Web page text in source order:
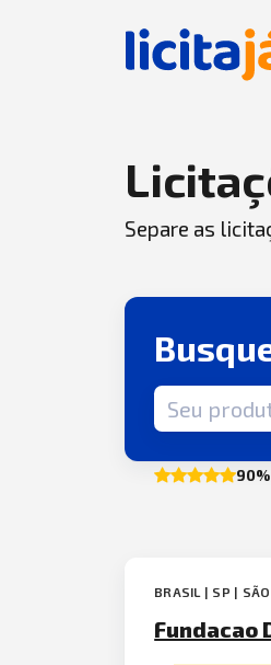
Separe as
Termo de busca
BRASIL | SP |
Fundacao